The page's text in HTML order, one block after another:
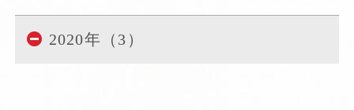
2020年（3）